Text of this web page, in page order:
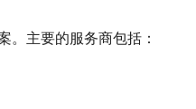
。主要的服务商包括：